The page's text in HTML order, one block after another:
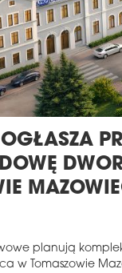
planują
w Tomaszowie